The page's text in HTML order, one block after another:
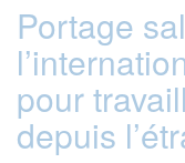
Portage
pour
depuis